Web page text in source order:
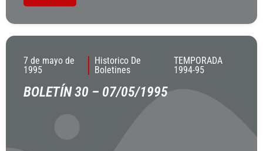
7 de mayo de
1995
Historico De
Boletines
TEMPORADA
1994-95
BOLETÍN 30 – 07/05/1995